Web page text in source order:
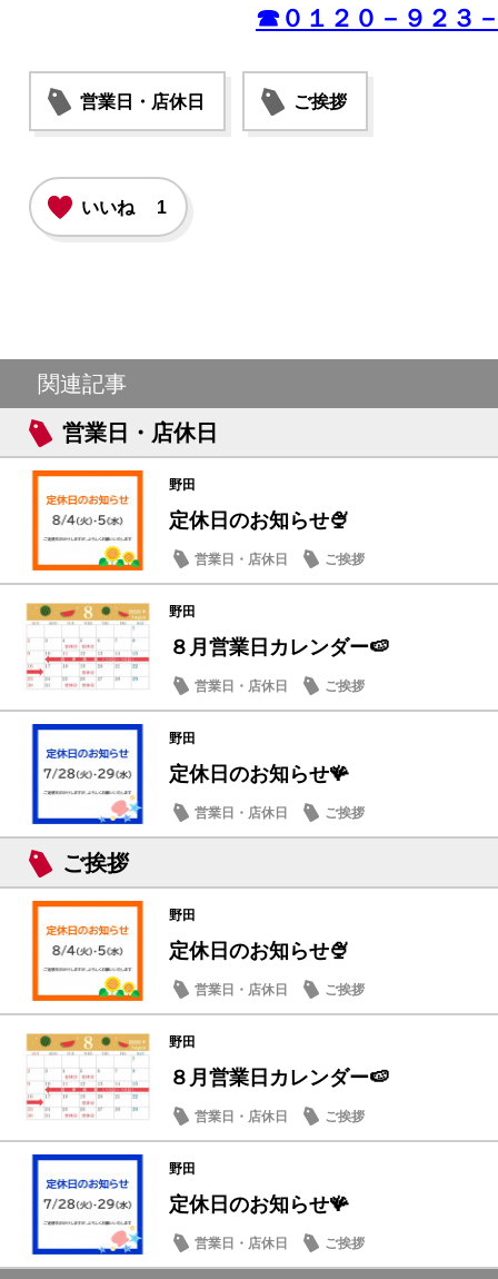
☎０１２０－９２３
営業日・店休日 ご挨拶
いいね 1
関連記事
営業日・店休日
野田
定休日のお知らせ🍨
営業日・店休日 ご挨拶
野田
８月営業日カレンダー🍉
営業日・店休日 ご挨拶
野田
定休日のお知らせ🪸
営業日・店休日 ご挨拶
ご挨拶
野田
定休日のお知らせ🍨
営業日・店休日 ご挨拶
野田
８月営業日カレンダー🍉
営業日・店休日 ご挨拶
野田
定休日のお知らせ🪸
営業日・店休日 ご挨拶